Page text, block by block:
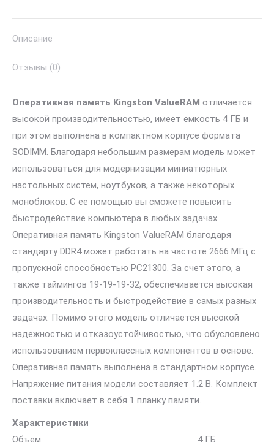
Описание
Отзывы (0)
Оперативная память Kingston ValueRAM отличается
высокой производительностью, имеет емкость 4 ГБ и
при этом выполнена в компактном корпусе формата
SODIMM. Благодаря небольшим размерам модель может
использоваться для модернизации миниатюрных
настольных систем, ноутбуков, а также некоторых
моноблоков. С ее помощью вы сможете повысить
быстродействие компьютера в любых задачах.
Оперативная память Kingston ValueRAM благодаря
стандарту DDR4 может работать на частоте 2666 МГц с
пропускной способностью PC21300. За счет этого, а
также таймингов 19-19-19-32, обеспечивается высокая
производительность и быстродействие в самых разных
задачах. Помимо этого модель отличается высокой
надежностью и отказоустойчивостью, что обусловлено
использованием первоклассных компонентов в основе.
Оперативная память выполнена в стандартном корпусе.
Напряжение питания модели составляет 1.2 В. Комплект
поставки включает в себя 1 планку памяти.
Характеристики
Объем 4 ГБ